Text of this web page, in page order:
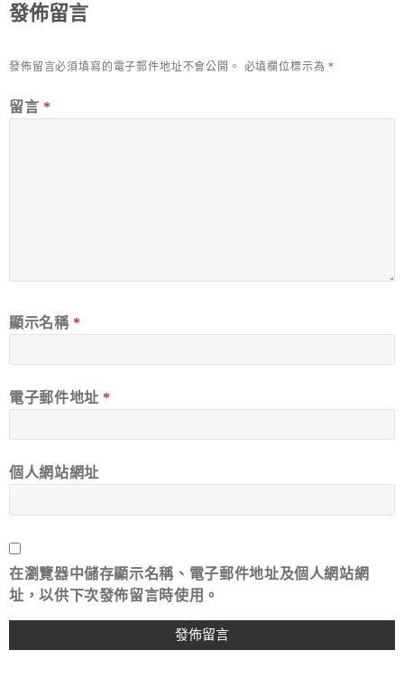
發佈留言
發佈留言必須填寫的電子郵件地址不會公開。 必填欄位標示為*
留言 *
顯示名稱 *
電子郵件地址 *
個人網站網址
在瀏覽器中儲存顯示名稱、電子郵件地址及個人網站網
址，以供下次發佈留言時使用。